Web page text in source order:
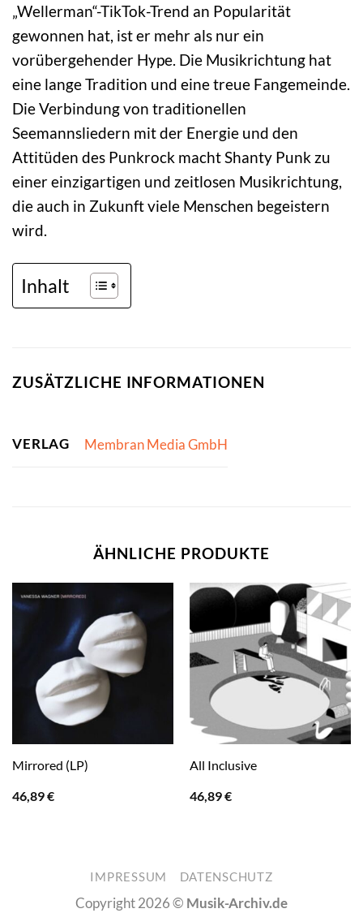
„Wellerman“-TikTok-Trend an Popularität
gewonnen hat, ist er mehr als nur ein
vorübergehender Hype. Die Musikrichtung hat
eine lange Tradition und eine treue Fangemeinde.
Die Verbindung von traditionellen
Seemannsliedern mit der Energie und den
Attitüden des Punkrock macht Shanty Punk zu
einer einzigartigen und zeitlosen Musikrichtung,
die auch in Zukunft viele Menschen begeistern
wird.
Inhalt
ZUSÄTZLICHE INFORMATIONEN
VERLAG Membran Media GmbH
ÄHNLICHE PRODUKTE
Mirrored (LP)
46,89€
All Inclusive
46,89€
IMPRESSUM DATENSCHUTZ
Copyright 2026 © Musik-Archiv.de